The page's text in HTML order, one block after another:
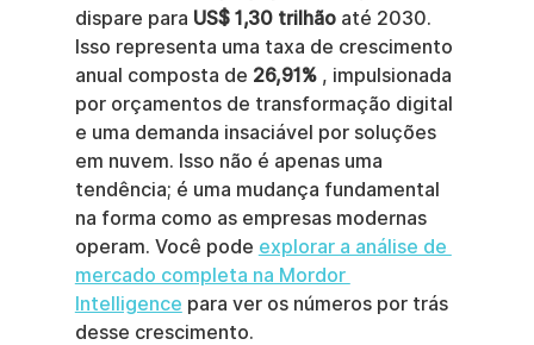
dispare para US$ 1,30 trilhão até 2030.
Isso representa uma taxa de crescimento
anual composta de 26,91% , impulsionada
por orçamentos de transformação digital
e uma demanda insaciável por soluções
em nuvem. Isso não é apenas uma
tendência; é uma mudança fundamental
na forma como as empresas modernas
operam. Você pode explorar a análise de
mercado completa na Mordor
Intelligence para ver os números por trás
desse crescimento.